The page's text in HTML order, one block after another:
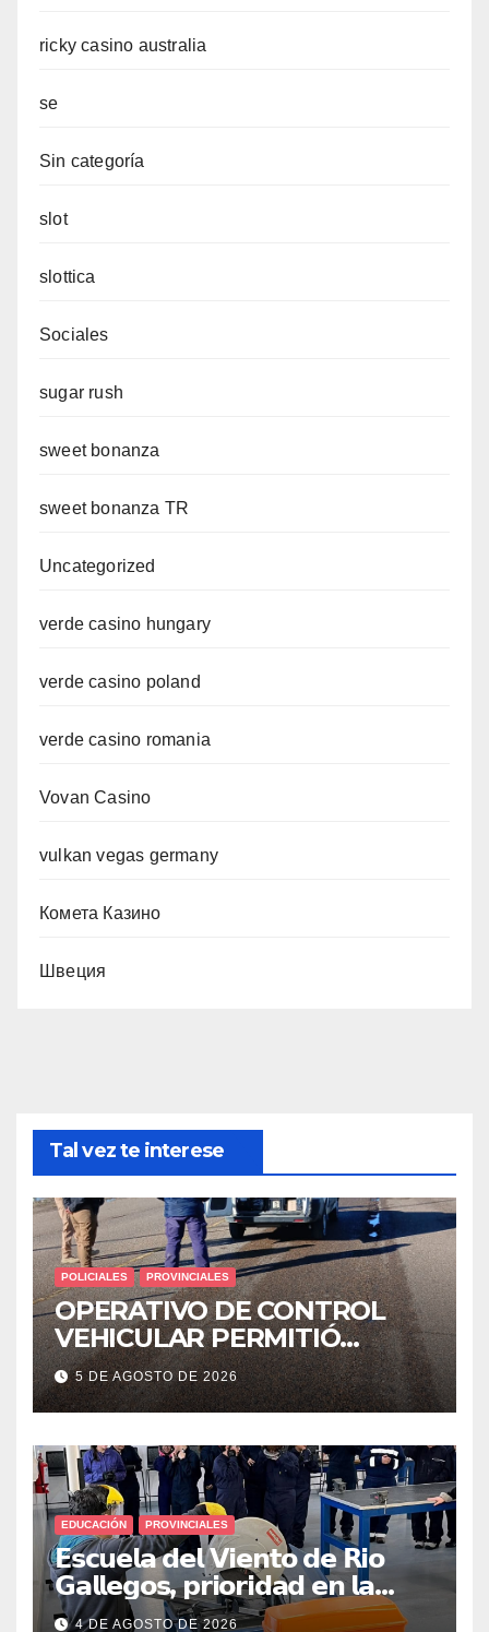
ricky casino australia
se
Sin categoría
slot
slottica
Sociales
sugar rush
sweet bonanza
sweet bonanza TR
Uncategorized
verde casino hungary
verde casino poland
verde casino romania
Vovan Casino
vulkan vegas germany
Комета Казино
Швеция
Tal vez te interese
POLICIALES PROVINCIALES
OPERATIVO DE CONTROL
VEHICULAR PERMITIÓ
LOCALIZAR A UN HOMBRE
CON PEDIDO DE PARADERO
5 DE AGOSTO DE 2026
EDUCACIÓN PROVINCIALES
𝗘𝘀𝗰𝘂𝗲𝗹𝗮 𝗱𝗲𝗹 𝗩𝗶𝗲𝗻𝘁𝗼 𝗱𝗲 𝗥𝗶𝗼
𝗚𝗮𝗹𝗹𝗲𝗴𝗼𝘀, 𝗽𝗿𝗶𝗼𝗿𝗶𝗱𝗮𝗱 𝗲𝗻 𝗹𝗮
𝘀𝗲𝗴𝘂𝗿𝗶𝗱𝗮𝗱: 𝗖𝗹𝗮𝘃𝗲 𝗲𝗻 𝗲𝗹 𝗶𝗻𝗶𝗰𝗶𝗼
4 DE AGOSTO DE 2026